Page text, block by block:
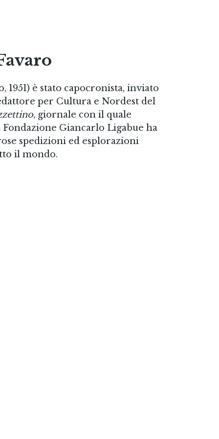
1951) è stato capocronista, inviato
per Cultura e Nordest del
, giornale con il quale
Giancarlo Ligabue ha
spedizioni ed esplorazioni
il mondo.